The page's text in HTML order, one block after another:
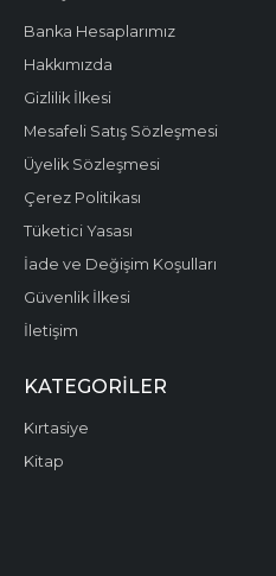
Banka Hesaplarımız
Hakkımızda
Gizlilik İlkesi
Mesafeli Satış Sözleşmesi
Üyelik Sözleşmesi
Çerez Politikası
Tüketici Yasası
İade ve Değişim Koşulları
Güvenlik İlkesi
İletişim
KATEGORILER
Kırtasiye
Kitap